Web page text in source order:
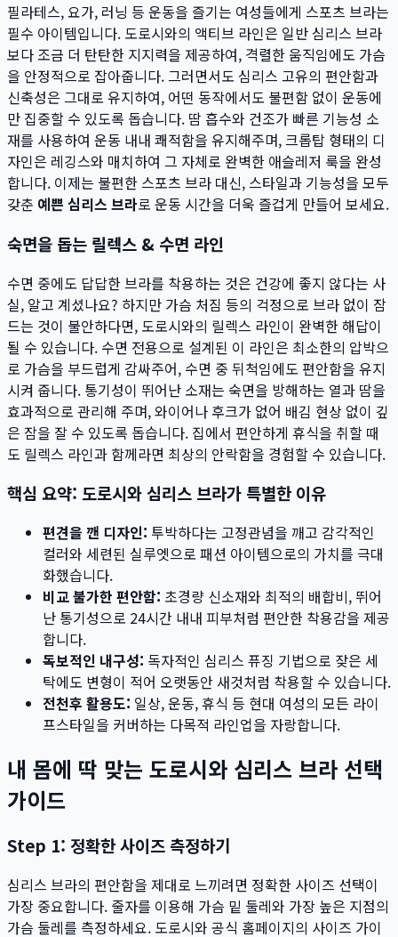
필라테스, 요가, 러닝 등 운동을 즐기는 여성들에게 스포츠 브라는
필수 아이템입니다. 도로시와의 액티브 라인은 일반 심리스 브라
보다 조금 더 탄탄한 지지력을 제공하여, 격렬한 움직임에도 가슴
을 안정적으로 잡아줍니다. 그러면서도 심리스 고유의 편안함과
신축성은 그대로 유지하여, 어떤 동작에서도 불편함 없이 운동에
만 집중할 수 있도록 돕습니다. 땀 흡수와 건조가 빠른 기능성 소
재를 사용하여 운동 내내 쾌적함을 유지해주며, 크롭탑 형태의 디
자인은 레깅스와 매치하여 그 자체로 완벽한 애슬레저 룩을 완성
합니다. 이제는 불편한 스포츠 브라 대신, 스타일과 기능성을 모두
갖춘 예쁜 심리스 브라로 운동 시간을 더욱 즐겁게 만들어 보세요.
숙면을 돕는 릴렉스 & 수면 라인
수면 중에도 답답한 브라를 착용하는 것은 건강에 좋지 않다는 사
실, 알고 계셨나요? 하지만 가슴 처짐 등의 걱정으로 브라 없이 잠
드는 것이 불안하다면, 도로시와의 릴렉스 라인이 완벽한 해답이
될 수 있습니다. 수면 전용으로 설계된 이 라인은 최소한의 압박으
로 가슴을 부드럽게 감싸주어, 수면 중 뒤척임에도 편안함을 유지
시켜 줍니다. 통기성이 뛰어난 소재는 숙면을 방해하는 열과 땀을
효과적으로 관리해 주며, 와이어나 후크가 없어 배김 현상 없이 깊
은 잠을 잘 수 있도록 돕습니다. 집에서 편안하게 휴식을 취할 때
도 릴렉스 라인과 함께라면 최상의 안락함을 경험할 수 있습니다.
핵심 요약: 도로시와 심리스 브라가 특별한 이유
편견을 깬 디자인: 투박하다는 고정관념을 깨고 감각적인
컬러와 세련된 실루엣으로 패션 아이템으로의 가치를 극대
화했습니다.
비교 불가한 편안함: 초경량 신소재와 최적의 배합비, 뛰어
난 통기성으로 24시간 내내 피부처럼 편안한 착용감을 제공
합니다.
독보적인 내구성: 독자적인 심리스 퓨징 기법으로 잦은 세
탁에도 변형이 적어 오랫동안 새것처럼 착용할 수 있습니다.
전천후 활용도: 일상, 운동, 휴식 등 현대 여성의 모든 라이
프스타일을 커버하는 다목적 라인업을 자랑합니다.
내 몸에 딱 맞는 도로시와 심리스 브라 선택
가이드
Step 1: 정확한 사이즈 측정하기
심리스 브라의 편안함을 제대로 느끼려면 정확한 사이즈 선택이
가장 중요합니다. 줄자를 이용해 가슴 밑 둘레와 가장 높은 지점의
가슴 둘레를 측정하세요. 도로시와 공식 홈페이지의 사이즈 가이